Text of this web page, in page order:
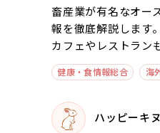
畜産業が有名なオー
報を徹底解説します
カフェやレストラン
健康・食情報総合 海
ハッピーキ